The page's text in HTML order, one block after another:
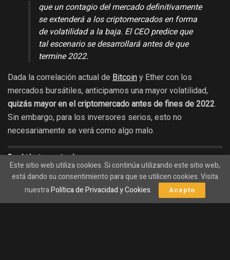
que un contagio del mercado definitivamente
se extenderá a los criptomercados en forma
de volatilidad a la baja. El CEO predice que
tal escenario se desarrollará antes de que
termine 2022.
Dada la correlación actual de Bitcoin y Ether con los
mercados bursátiles, anticipamos una mayor volatilidad,
quizás mayor en el criptomercado antes de fines de 2022.
Sin embargo, para los inversores serios, esto no
necesariamente se verá como algo malo.
También te gustará
Warren Buffett está comprando indirectamente por
Bitcoin (BTC)
27/06/2026
Este sitio web utiliza cookies. Si continúa utilizando este sitio web,
está dando su consentimiento para que se utilicen cookies. Visita
nuestraPolítica de Privacidad y Cookies. Acepto